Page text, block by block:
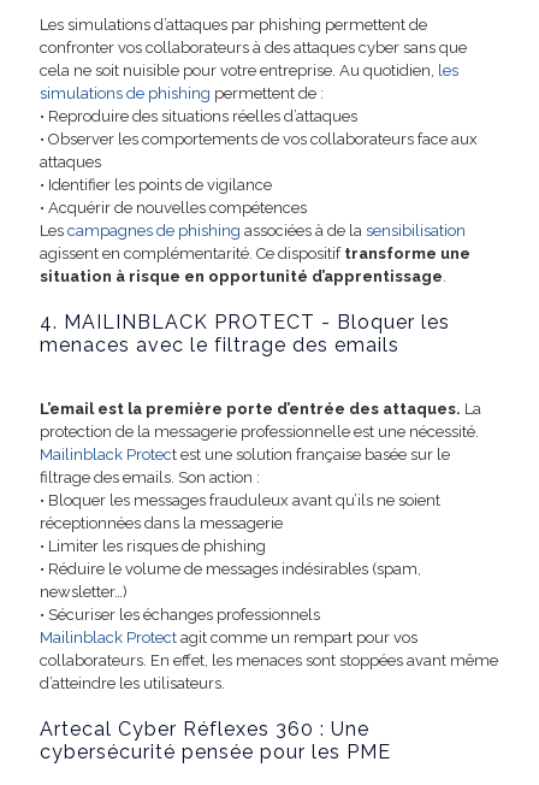
Les simulations d’attaques par phishing permettent de
confronter vos collaborateurs à des attaques cyber sans que
cela ne soit nuisible pour votre entreprise. Au quotidien,
les
simulations de phishing permettent de :
• Reproduire des situations réelles d’attaques
• Observer les comportements de vos collaborateurs face aux
attaques
• Identifier les points de vigilance
• Acquérir de nouvelles compétences
Les campagnes de phishing associées à de la sensibilisation
agissent en complémentarité. Ce dispositif transforme une
situation à risque en opportunité d’apprentissage
4. MAILINBLACK PROTECT - Bloquer les
menaces avec le filtrage des emails
L’email est la première porte d’entrée des attaques. La
protection de la messagerie professionnelle est une nécessité.
Mailinblack Protect est une solution française basée sur le
filtrage des emails. Son action :
• Bloquer les messages frauduleux avant qu’ils ne soient
réceptionnées dans la messagerie
• Limiter les risques de phishing
• Réduire le volume de messages indésirables (spam,
newsletter…)
• Sécuriser les échanges professionnels
Mailinblack Protect agit comme un rempart pour vos
collaborateurs. En effet, les menaces sont stoppées avant même
d’atteindre les utilisateurs.
Artecal Cyber Réflexes 360 : Une
cybersécurité pensée pour les PME